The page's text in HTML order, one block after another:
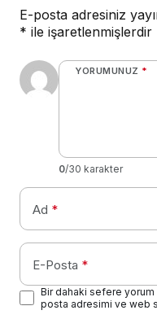
E-posta adresiniz
* ile işaretlenmişlerdir
YORUMUNUZ *
0/30 karakter
Ad *
E-Posta *
Bir dahaki sefere yorum
posta adresimi ve web